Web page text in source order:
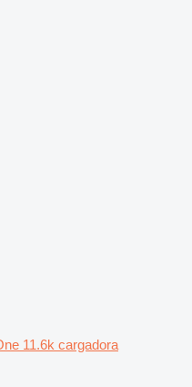
11.6k cargadora